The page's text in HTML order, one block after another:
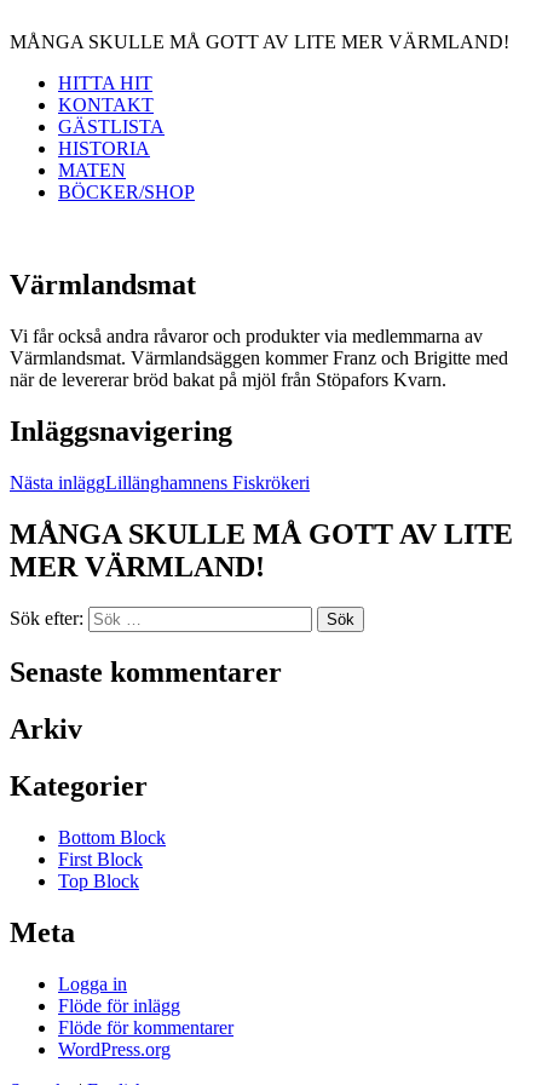
MÅNGA SKULLE MÅ GOTT AV LITE MER VÄRMLAND!
HITTA HIT
KONTAKT
GÄSTLISTA
HISTORIA
MATEN
BÖCKER/SHOP
Värmlandsmat
Vi får också andra råvaror och produkter via medlemmarna av
Värmlandsmat. Värmlandsäggen kommer Franz och Brigitte med
när de levererar bröd bakat på mjöl från Stöpafors Kvarn.
Inläggsnavigering
Nästa inläggLillänghamnens Fiskrökeri
MÅNGA SKULLE MÅ GOTT AV LITE
MER VÄRMLAND!
Sök efter:
Senaste kommentarer
Arkiv
Kategorier
Bottom Block
First Block
Top Block
Meta
Logga in
Flöde för inlägg
Flöde för kommentarer
WordPress.org